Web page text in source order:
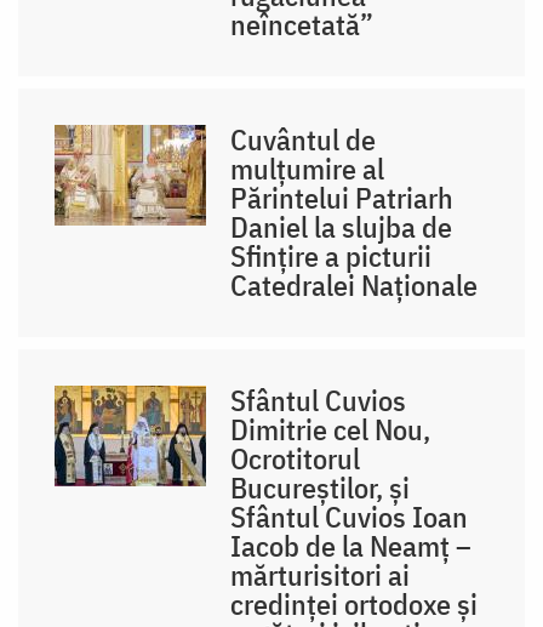
neîncetată”
Cuvântul de
mulțumire al
Părintelui Patriarh
Daniel la slujba de
Sfințire a picturii
Catedralei Naționale
Sfântul Cuvios
Dimitrie cel Nou,
Ocrotitorul
Bucureștilor, și
Sfântul Cuvios Ioan
Iacob de la Neamț –
mărturisitori ai
credinței ortodoxe și